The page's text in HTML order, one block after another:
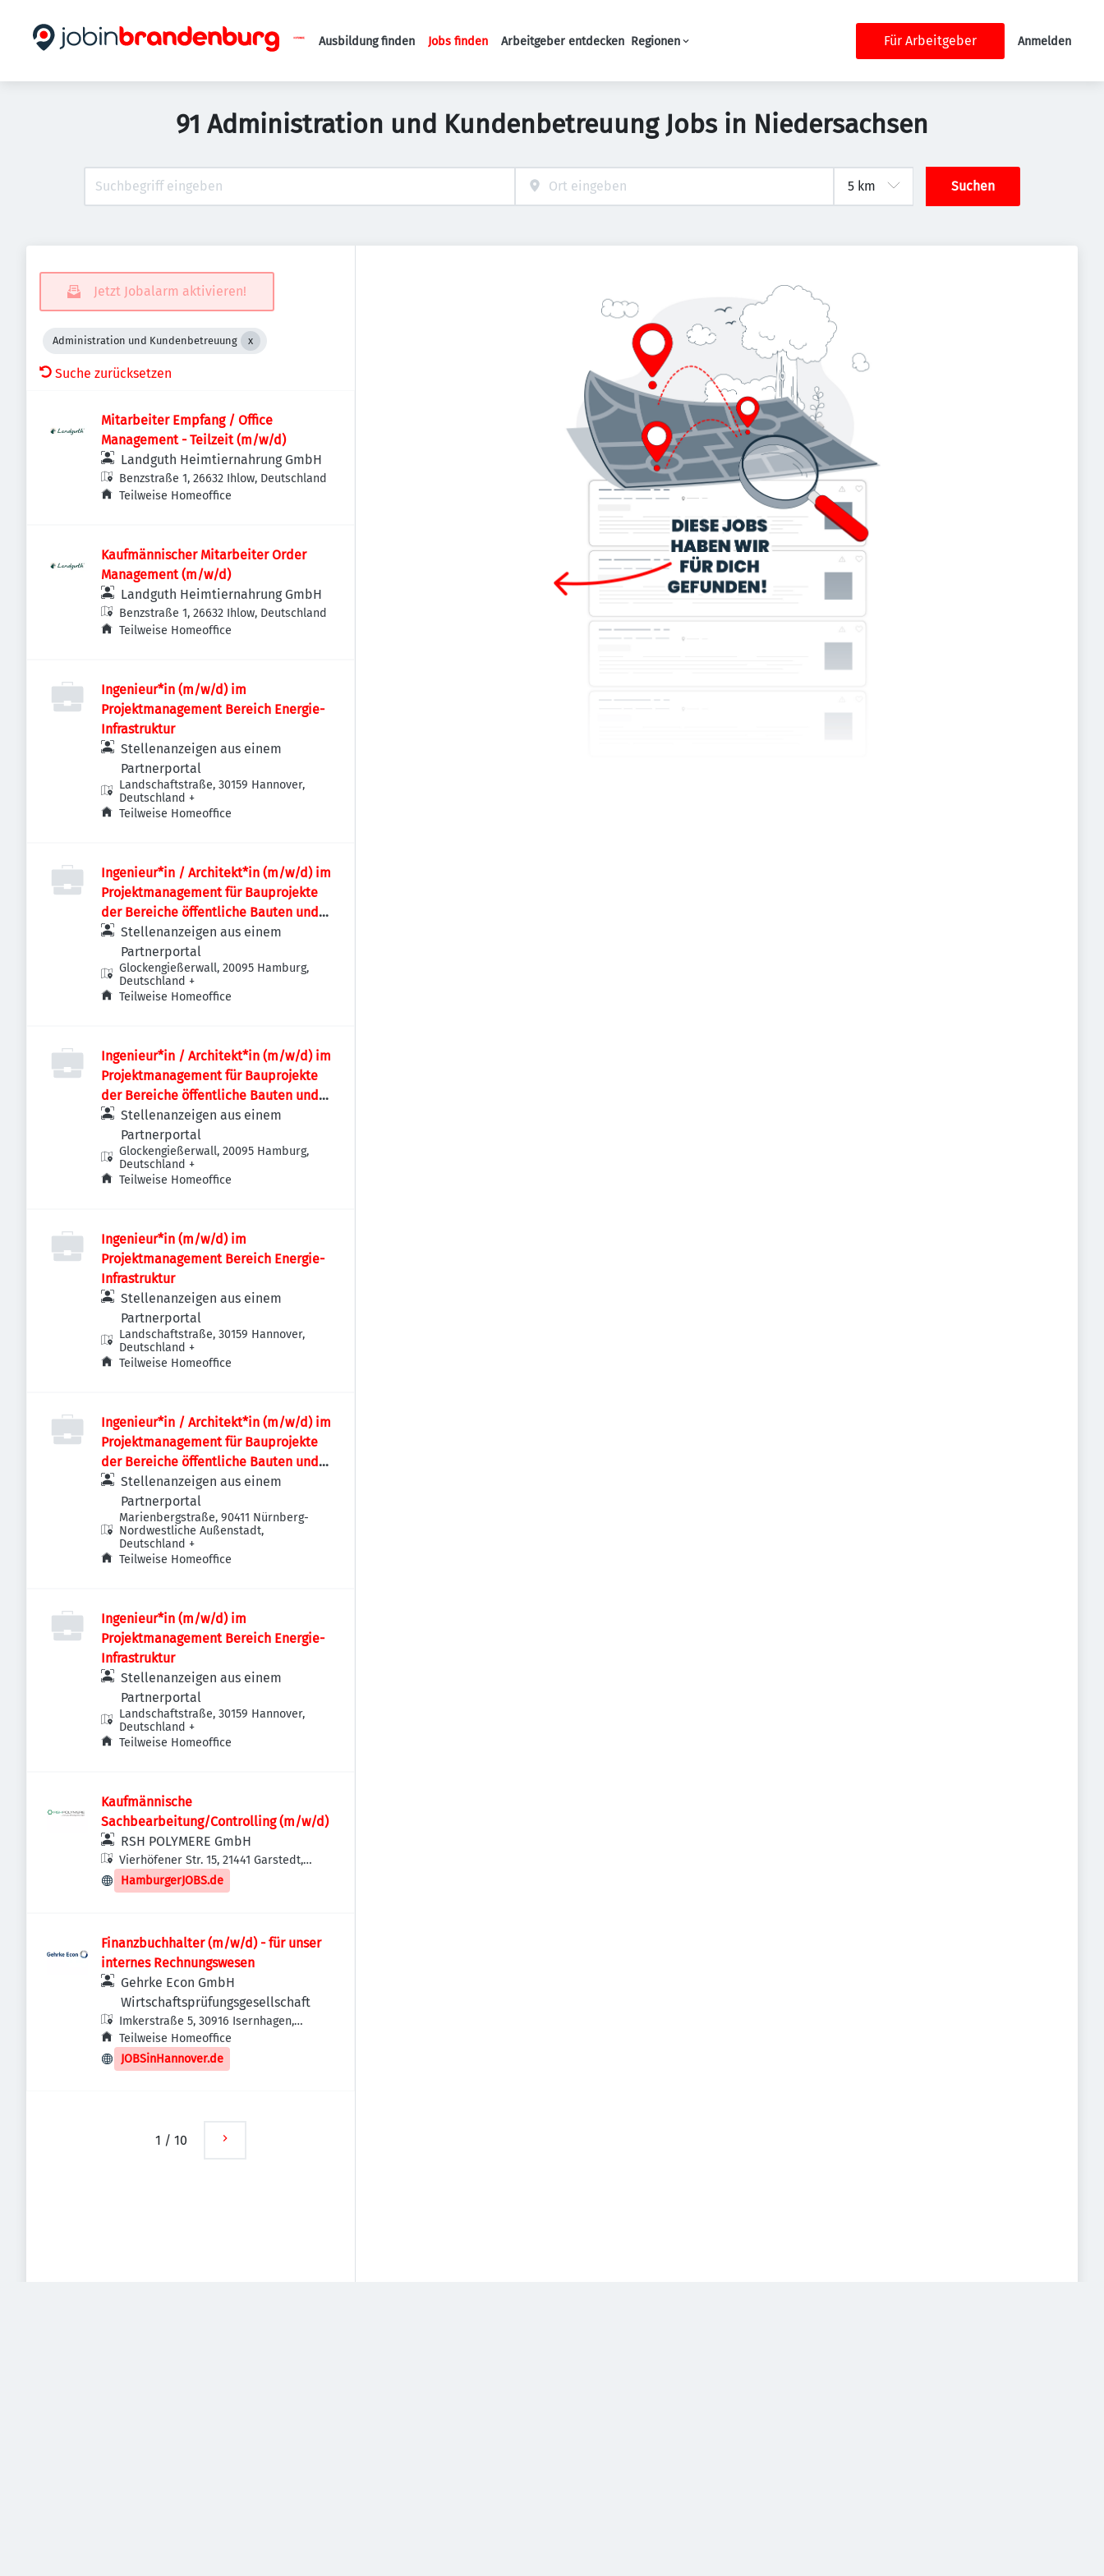
Haupt-Navigation
Ausbildung finden Jobs finden Arbeitgeber entdecken Regionen Für Arbeitgeber Anmelden
91 Administration und Kundenbetreuung Jobs in Niedersachsen
Suchen
Jetzt Jobalarm aktivieren!
Administration und Kundenbetreuung
Suche zurücksetzen
Mitarbeiter Empfang / Office
Management - Teilzeit (m/w/d)
Landguth Heimtiernahrung GmbH
Benzstraße 1, 26632 Ihlow, Deutschland
Teilweise Homeoffice
Kaufmännischer Mitarbeiter Order
Management (m/w/d)
Landguth Heimtiernahrung GmbH
Benzstraße 1, 26632 Ihlow, Deutschland
Teilweise Homeoffice
Ingenieur*in (m/w/d) im
Projektmanagement Bereich Energie-
Infrastruktur
Stellenanzeigen aus einem
Partnerportal
Landschaftstraße, 30159 Hannover,
Deutschland +
Teilweise Homeoffice
Ingenieur*in / Architekt*in (m/w/d) im
Projektmanagement für Bauprojekte
der Bereiche öffentliche Bauten und
Industriebauten / Infrastruktur
Stellenanzeigen aus einem
Partnerportal
Glockengießerwall, 20095 Hamburg,
Deutschland +
Teilweise Homeoffice
Ingenieur*in / Architekt*in (m/w/d) im
Projektmanagement für Bauprojekte
der Bereiche öffentliche Bauten und
Industriebauten / Infrastruktur
Stellenanzeigen aus einem
Partnerportal
Glockengießerwall, 20095 Hamburg,
Deutschland +
Teilweise Homeoffice
Ingenieur*in (m/w/d) im
Projektmanagement Bereich Energie-
Infrastruktur
Stellenanzeigen aus einem
Partnerportal
Landschaftstraße, 30159 Hannover,
Deutschland +
Teilweise Homeoffice
Ingenieur*in / Architekt*in (m/w/d) im
Projektmanagement für Bauprojekte
der Bereiche öffentliche Bauten und
Industriebauten / Infrastruktur
Stellenanzeigen aus einem
Partnerportal
Marienbergstraße, 90411 Nürnberg-
Nordwestliche Außenstadt,
Deutschland +
Teilweise Homeoffice
Ingenieur*in (m/w/d) im
Projektmanagement Bereich Energie-
Infrastruktur
Stellenanzeigen aus einem
Partnerportal
Landschaftstraße, 30159 Hannover,
Deutschland +
Teilweise Homeoffice
Kaufmännische
Sachbearbeitung/Controlling (m/w/d)
RSH POLYMERE GmbH
Vierhöfener Str. 15, 21441 Garstedt,
Deutschland
HamburgerJOBS.de
Finanzbuchhalter (m/w/d) - für unser
internes Rechnungswesen
Gehrke Econ GmbH
Wirtschaftsprüfungsgesellschaft
Imkerstraße 5, 30916 Isernhagen,
Deutschland
Teilweise Homeoffice
JOBSinHannover.de
1 / 10